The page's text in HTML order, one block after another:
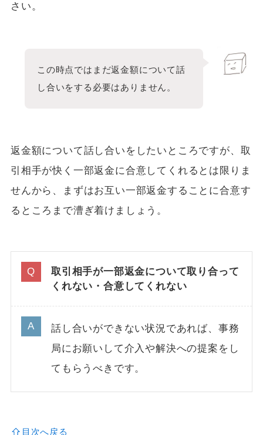
さい。
この時点ではまだ返金額について話
し合いをする必要はありません。
返金額について話し合いをしたいところですが、取
引相手が快く一部返金に合意してくれるとは限りま
せんから、まずはお互い一部返金することに合意す
るところまで漕ぎ着けましょう。
取引相手が一部返金について取り合って
くれない・合意してくれない
話し合いができない状況であれば、事務
局にお願いして介入や解決への提案をし
てもらうべきです。
目次へ戻る